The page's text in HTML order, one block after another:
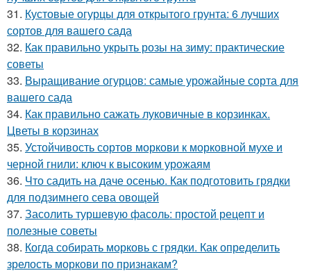
31. Кустовые огурцы для открытого грунта: 6 лучших
сортов для вашего сада
32. Как правильно укрыть розы на зиму: практические
советы
33. Выращивание огурцов: самые урожайные сорта для
вашего сада
34. Как правильно сажать луковичные в корзинках.
Цветы в корзинах
35. Устойчивость сортов моркови к морковной мухе и
черной гнили: ключ к высоким урожаям
36. Что садить на даче осенью. Как подготовить грядки
для подзимнего сева овощей
37. Засолить туршевую фасоль: простой рецепт и
полезные советы
38. Когда собирать морковь с грядки. Как определить
зрелость моркови по признакам?